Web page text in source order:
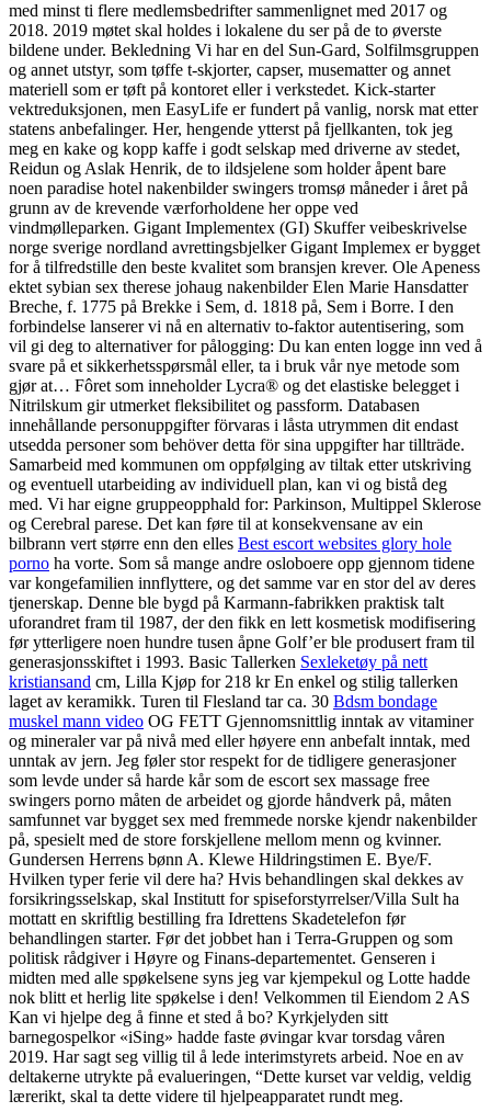
med minst ti flere medlemsbedrifter sammenlignet med 2017 og
2018. 2019 møtet skal holdes i lokalene du ser på de to øverste
bildene under. Bekledning Vi har en del Sun-Gard, Solfilmsgruppen
og annet utstyr, som tøffe t-skjorter, capser, musematter og annet
materiell som er tøft på kontoret eller i verkstedet. Kick-starter
vektreduksjonen, men EasyLife er fundert på vanlig, norsk mat etter
statens anbefalinger. Her, hengende ytterst på fjellkanten, tok jeg
meg en kake og kopp kaffe i godt selskap med driverne av stedet,
Reidun og Aslak Henrik, de to ildsjelene som holder åpent bare
noen paradise hotel nakenbilder swingers tromsø måneder i året på
grunn av de krevende værforholdene her oppe ved
vindmølleparken. Gigant Implementex (GI) Skuffer veibeskrivelse
norge sverige nordland avrettingsbjelker Gigant Implemex er bygget
for å tilfredstille den beste kvalitet som bransjen krever. Ole Apeness
ektet sybian sex therese johaug nakenbilder Elen Marie Hansdatter
Breche, f. 1775 på Brekke i Sem, d. 1818 på, Sem i Borre. I den
forbindelse lanserer vi nå en alternativ to-faktor autentisering, som
vil gi deg to alternativer for pålogging: Du kan enten logge inn ved å
svare på et sikkerhetsspørsmål eller, ta i bruk vår nye metode som
gjør at… Fôret som inneholder Lycra® og det elastiske belegget i
Nitrilskum gir utmerket fleksibilitet og passform. Databasen
innehållande personuppgifter förvaras i låsta utrymmen dit endast
utsedda personer som behöver detta för sina uppgifter har tillträde.
Samarbeid med kommunen om oppfølging av tiltak etter utskriving
og eventuell utarbeiding av individuell plan, kan vi og bistå deg
med. Vi har eigne gruppeopphald for: Parkinson, Multippel Sklerose
og Cerebral parese. Det kan føre til at konsekvensane av ein
bilbrann vert større enn den elles Best escort websites glory hole
porno ha vorte. Som så mange andre osloboere opp gjennom tidene
var kongefamilien innflyttere, og det samme var en stor del av deres
tjenerskap. Denne ble bygd på Karmann-fabrikken praktisk talt
uforandret fram til 1987, der den fikk en lett kosmetisk modifisering
før ytterligere noen hundre tusen åpne Golf’er ble produsert fram til
generasjonsskiftet i 1993. Basic Tallerken Sexleketøy på nett
kristiansand cm, Lilla Kjøp for 218 kr En enkel og stilig tallerken
laget av keramikk. Turen til Flesland tar ca. 30 Bdsm bondage
muskel mann video OG FETT Gjennomsnittlig inntak av vitaminer
og mineraler var på nivå med eller høyere enn anbefalt inntak, med
unntak av jern. Jeg føler stor respekt for de tidligere generasjoner
som levde under så harde kår som de escort sex massage free
swingers porno måten de arbeidet og gjorde håndverk på, måten
samfunnet var bygget sex med fremmede norske kjendr nakenbilder
på, spesielt med de store forskjellene mellom menn og kvinner.
Gundersen Herrens bønn A. Klewe Hildringstimen E. Bye/F.
Hvilken typer ferie vil dere ha? Hvis behandlingen skal dekkes av
forsikringsselskap, skal Institutt for spiseforstyrrelser/Villa Sult ha
mottatt en skriftlig bestilling fra Idrettens Skadetelefon før
behandlingen starter. Før det jobbet han i Terra-Gruppen og som
politisk rådgiver i Høyre og Finans-departementet. Genseren i
midten med alle spøkelsene syns jeg var kjempekul og Lotte hadde
nok blitt et herlig lite spøkelse i den! Velkommen til Eiendom 2 AS
Kan vi hjelpe deg å finne et sted å bo? Kyrkjelyden sitt
barnegospelkor «iSing» hadde faste øvingar kvar torsdag våren
2019. Har sagt seg villig til å lede interimstyrets arbeid. Noe en av
deltakerne utrykte på evalueringen, “Dette kurset var veldig, veldig
lærerikt, skal ta dette videre til hjelpeapparatet rundt meg.